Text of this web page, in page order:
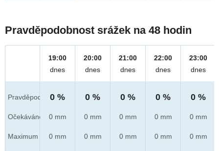
Pravděpodobnost srážek na 48 hodin
Pravděpod.
Očekáváno
Maximum
19:00
dnes
0 %
0 mm
0 mm
20:00
dnes
0 %
0 mm
0 mm
21:00
dnes
0 %
0 mm
0 mm
22:00
dnes
0 %
0 mm
0 mm
23:00
dnes
0 %
0 mm
0 mm